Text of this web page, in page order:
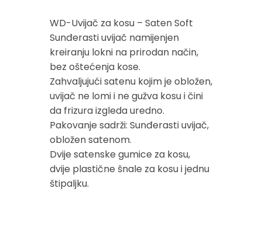
WD-Uvijač za kosu – Saten Soft
Sunđerasti uvijač namijenjen
kreiranju lokni na prirodan način,
bez oštećenja kose.
Zahvaljujući satenu kojim je obložen,
uvijač ne lomi i ne gužva kosu i čini
da frizura izgleda uredno.
Pakovanje sadrži: Sunđerasti uvijač,
obložen satenom.
Dvije satenske gumice za kosu,
dvije plastične šnale za kosu i jednu
štipaljku.